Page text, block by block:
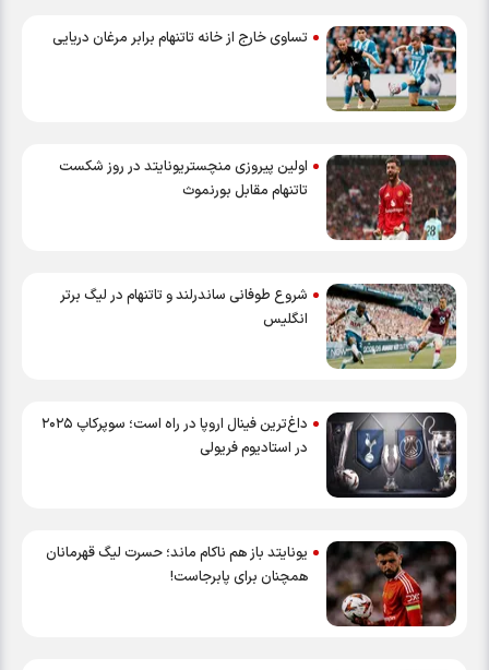
تساوی خارج از خانه تاتنهام برابر مرغان دریایی
اولین پیروزی منچستریونایتد در روز شکست
تاتنهام مقابل بورنموث
شروع طوفانی ساندرلند و تاتنهام در لیگ برتر
انگلیس
داغ‌ترین فینال اروپا در راه است؛ سوپرکاپ ۲۰۲۵
در استادیوم فریولی
یونایتد باز هم ناکام ماند؛ حسرت لیگ قهرمانان
همچنان برای پابرجاست!